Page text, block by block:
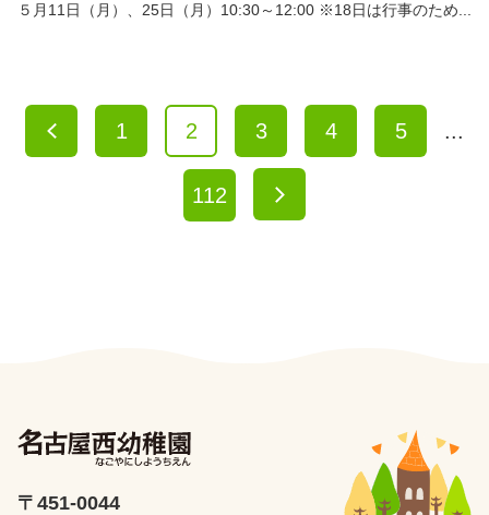
５月11日（月）、25日（月）10:30～12:00 ※18日は行事のため...
1 2 3 4 5 ...
112
〒451-0044